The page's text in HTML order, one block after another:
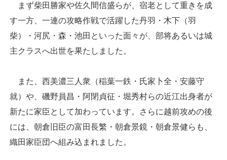
まず柴田勝家や佐久間信盛らが、宿老として重きを成
す一方、一連の攻略作戦で活躍した丹羽・木下（羽
柴）・河尻・森・池田といった面々が、部将あるいは城
主クラスへ出世を果たしました。
また、西美濃三人衆（稲葉一鉄・氏家卜全・安藤守
就）や、磯野員昌・阿閉貞征・堀秀村らの近江出身者が
新たに家臣として加わっています。さらに越前攻めの後
には、朝倉旧臣の富田長繁・朝倉景鏡・朝倉景健らも、
織田家臣団へ組み込まれました。